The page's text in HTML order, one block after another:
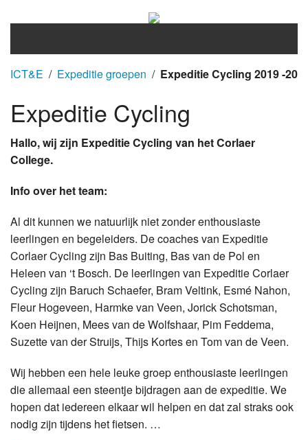
Home
Landen & Reizen
Projecten
Expedities
peerScholar
GTP
ICT&E / Expeditie groepen / Expeditie Cycling 2019 -20
Expeditie Cycling
Hallo, wij zijn Expeditie Cycling van het Corlaer
College.
Info over het team:
Al dit kunnen we natuurlijk niet zonder enthousiaste
leerlingen en begeleiders. De coaches van Expeditie
Corlaer Cycling zijn Bas Buiting, Bas van de Pol en
Heleen van ‘t Bosch. De leerlingen van Expeditie Corlaer
Cycling zijn Baruch Schaefer, Bram Veltink, Esmé Nahon,
Fleur Hogeveen, Harmke van Veen, Jorick Schotsman,
Koen Heijnen, Mees van de Wolfshaar, Pim Feddema,
Suzette van der Struijs, Thijs Kortes en Tom van de Veen.
Wij hebben een hele leuke groep enthousiaste leerlingen
die allemaal een steentje bijdragen aan de expeditie. We
hopen dat iedereen elkaar wil helpen en dat zal straks ook
nodig zijn tijdens het fietsen. …